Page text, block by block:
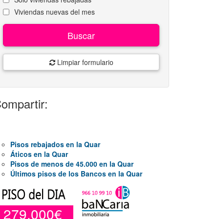
Viviendas nuevas del mes
Buscar
Limpiar formulario
Pisos rebajados en la Quar
Áticos en la Quar
Pisos de menos de 45.000 en la Quar
Últimos pisos de los Bancos en la Quar
279.000€